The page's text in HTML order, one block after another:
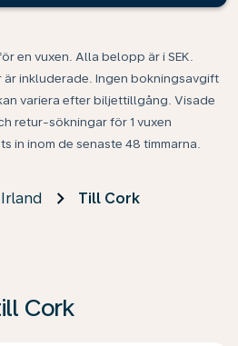
en vuxen. Alla belopp är i SEK.
inkluderade. Ingen bokningsavgift
variera efter biljettillgång. Visade
retur-sökningar för 1 vuxen
in inom de senaste 48 timmarna.
Till Cork
Cork